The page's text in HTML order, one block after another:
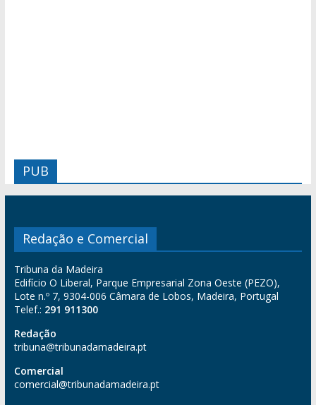
PUB
Redação e Comercial
Tribuna da Madeira
Edifício O Liberal, Parque Empresarial Zona Oeste (PEZO),
Lote n.º 7, 9304-006 Câmara de Lobos, Madeira, Portugal
Telef.: 291 911300
Redação
tribuna@tribunadamadeira.pt
Comercial
comercial@tribunadamadeira.pt